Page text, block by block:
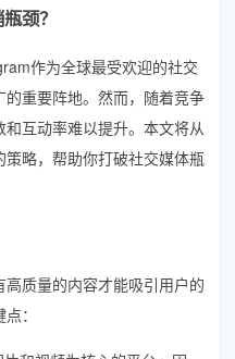
颈？
作为全球最受欢迎的社交
重要阵地。然而，随着竞争
互动率难以提升。本文将从
略，帮助你打破社交媒体瓶
质量的内容才能吸引用户的
：